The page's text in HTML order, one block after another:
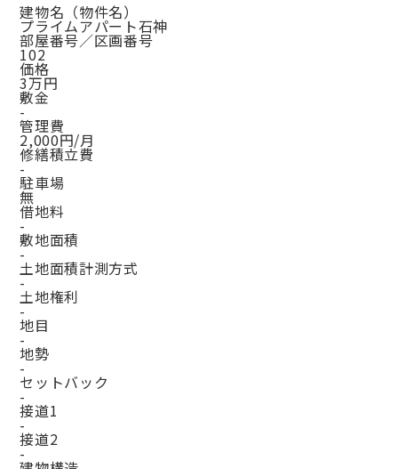
建物名（物件名）
プライムアパート石神
部屋番号／区画番号
102
価格
3万円
敷金
-
管理費
2,000円/月
修繕積立費
-
駐車場
無
借地料
-
敷地面積
-
土地面積計測方式
-
土地権利
-
地目
-
地勢
-
セットバック
-
接道1
-
接道2
-